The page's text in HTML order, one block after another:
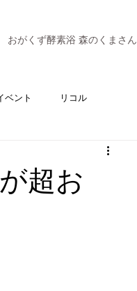
おがくず酵素浴 森のくまさん
ベント リコル
超お